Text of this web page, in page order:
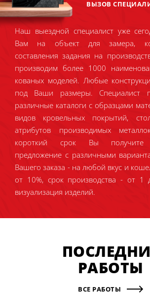
ВЫЗОВ
Наш выездной специалист уже
Вам на объект для замера,
составления задания на
производим более 1000
кованых моделей. Любые
под Ваши размеры. Специалист
различные каталоги с образцами
видов кровельных покрытий,
атрибутов производимых
короткий срок Вы получите
предложение с различными
Вашего заказа - на любой вкус и
от 10%, срок производства - от 1
визуализация изделий.
РАБОТЫ
ВСЕ РАБОТЫ